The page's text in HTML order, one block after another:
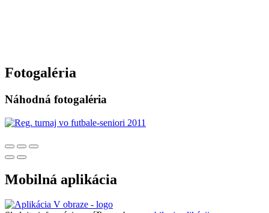
Fotogaléria
Náhodná fotogaléria
Mobilná aplikácia